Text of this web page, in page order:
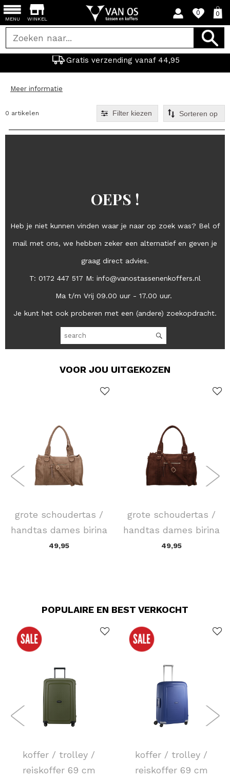
WINKEL
0 0
Gratis verzending vanaf 44,95
MENU
Meer informatie
0 artikelen Filter kiezen
OEPS !
Heb je niet kunnen vinden waar je naar op zoek was? Bel of
mail met ons, we hebben zeker een alternatief en geven je
graag direct advies.
T: 0172 447 517 M: info@vanostassenenkoffers.nl
Ma t/m Vrij 09.00 uur - 17.00 uur.
Je kunt het ook proberen met een (andere) zoekopdracht.
VOOR JOU UITGEKOZEN
grote schoudertas /
handtas dames birina
49,95
grote schoudertas /
handtas dames birina
49,95
POPULAIRE EN BEST VERKOCHT
koffer / trolley /
reiskoffer 69 cm
koffer / trolley /
reiskoffer 69 cm